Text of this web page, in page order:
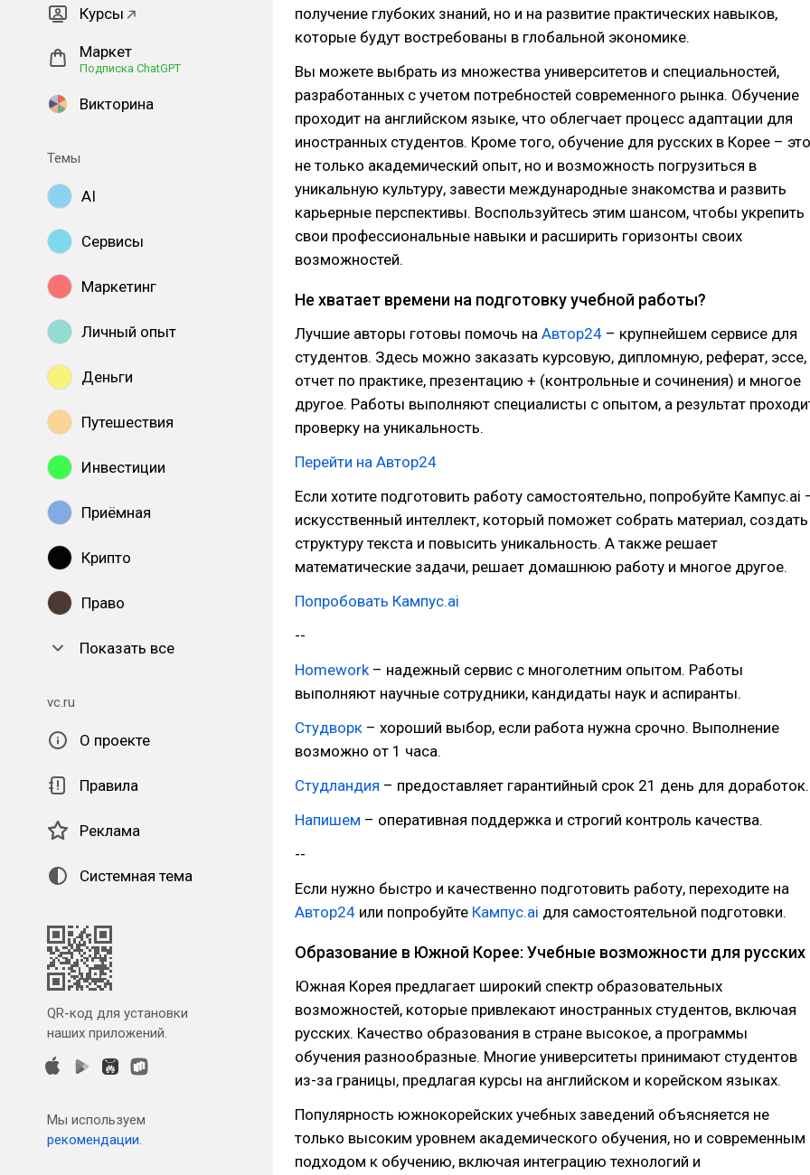
Курсы
Маркет
Подписка ChatGPT
Викторина
Темы
AI
Сервисы
Маркетинг
Личный опыт
Деньги
Путешествия
Инвестиции
Приёмная
Крипто
Право
Показать все
vc.ru
О проекте
Правила
Реклама
Системная тема
QR-код для установки
наших приложений.
Мы используем
рекомендации.
получение глубоких знаний, но и на развитие практических навыков,
которые будут востребованы в глобальной экономике.
Вы можете выбрать из множества университетов и специальностей,
разработанных с учетом потребностей современного рынка. Обучение
проходит на английском языке, что облегчает процесс адаптации для
иностранных студентов. Кроме того, обучение для русских в Корее – это
не только академический опыт, но и возможность погрузиться в
уникальную культуру, завести международные знакомства и развить
карьерные перспективы. Воспользуйтесь этим шансом, чтобы укрепить
свои профессиональные навыки и расширить горизонты своих
возможностей.
Не хватает времени на подготовку учебной работы?
Лучшие авторы готовы помочь на Автор24 – крупнейшем сервисе для
студентов. Здесь можно заказать курсовую, дипломную, реферат, эссе,
отчет по практике, презентацию + (контрольные и сочинения) и многое
другое. Работы выполняют специалисты с опытом, а результат
проверку на уникальность.
Перейти на Автор24
Если хотите подготовить работу самостоятельно, попробуйте Кампус.ai
искусственный интеллект, который поможет собрать материал, создать
структуру текста и повысить уникальность. А также решает
математические задачи, решает домашнюю работу и многое другое.
Попробовать Кампус.ai
--
Homework– надежный сервис с многолетним опытом. Работы
выполняют научные сотрудники, кандидаты наук и аспиранты.
Студворк – хороший выбор, если работа нужна срочно. Выполнение
возможно от 1 часа.
Студландия – предоставляет гарантийный срок 21 день для доработок.
Напишем – оперативная поддержка и строгий контроль качества.
--
Если нужно быстро и качественно подготовить работу, переходите на
Автор24 или попробуйте Кампус.ai для самостоятельной подготовки.
Образование в Южной Корее: Учебные возможности для русских
Южная Корея предлагает широкий спектр образовательных
возможностей, которые привлекают иностранных студентов, включая
русских. Качество образования в стране высокое, а программы
обучения разнообразные. Многие университеты принимают студентов
из-за границы, предлагая курсы на английском и корейском языках.
Популярность южнокорейских учебных заведений объясняется не
только высоким уровнем академического обучения, но и современным
подходом к обучению, включая интеграцию технологий и